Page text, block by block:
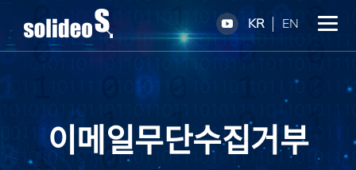
KR EN
이메일무단수집거부